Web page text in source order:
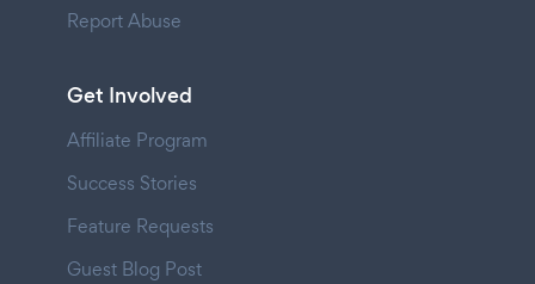
Report Abuse
Get Involved
Affiliate Program
Success Stories
Feature Requests
Guest Blog Post